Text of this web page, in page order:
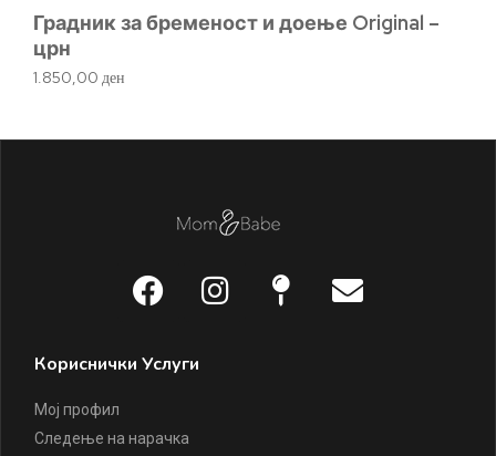
Градник за бременост и доење Original –
црн
1.850,00 ден
Кориснички Услуги
Мој профил
Следење на нарачка